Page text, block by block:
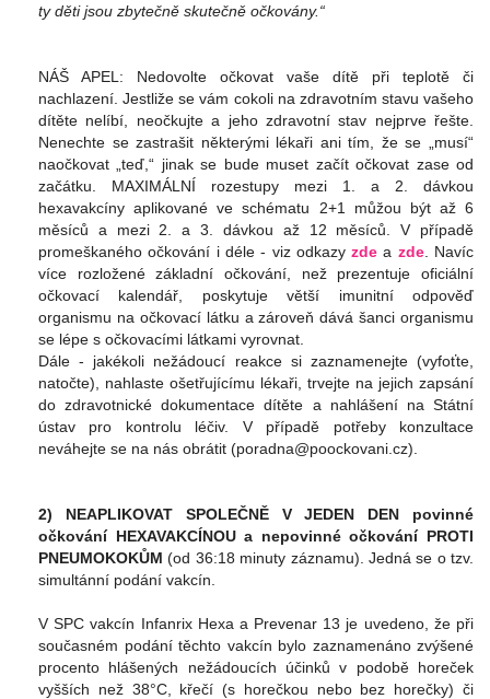
ty děti jsou zbytečně skutečně očkovány.“
NÁŠ APEL: Nedovolte očkovat vaše dítě při teplotě či
nachlazení. Jestliže se vám cokoli na zdravotním stavu vašeho
dítěte nelíbí, neočkujte a jeho zdravotní stav nejprve řešte.
Nenechte se zastrašit některými lékaři ani tím, že se „musí“
naočkovat „teď,“ jinak se bude muset začít očkovat zase od
začátku. MAXIMÁLNÍ rozestupy mezi 1. a 2. dávkou
hexavakcíny aplikované ve schématu 2+1 můžou být až 6
měsíců a mezi 2. a 3. dávkou až 12 měsíců. V případě
promeškaného očkování i déle - viz odkazyzde a zde. Navíc
více rozložené základní očkování, než prezentuje oficiální
očkovací kalendář, poskytuje větší imunitní odpověď
organismu na očkovací látku a zároveň dává šanci organismu
se lépe s očkovacími látkami vyrovnat.
Dále - jakékoli nežádoucí reakce si zaznamenejte (vyfoťte,
natočte), nahlaste ošetřujícímu lékaři, trvejte na jejich zapsání
do zdravotnické dokumentace dítěte a nahlášení na Státní
ústav pro kontrolu léčiv. V případě potřeby konzultace
neváhejte se na nás obrátit (poradna@poockovani.cz).
2) NEAPLIKOVAT SPOLEČNĚ V JEDEN DEN povinné
očkování HEXAVAKCÍNOU a nepovinné očkování PROTI
PNEUMOKOKŮM (od 36:18 minuty záznamu). Jedná se o tzv.
simultánní podání vakcín.
V SPC vakcín Infanrix Hexa a Prevenar 13 je uvedeno, že při
současném podání těchto vakcín bylo zaznamenáno zvýšené
procento hlášených nežádoucích účinků v podobě horeček
vyšších než 38°C, křečí (s horečkou nebo bez horečky) či